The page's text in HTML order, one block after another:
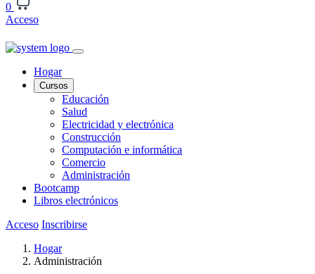
0
Acceso
Hogar
Cursos
Educación
Salud
Electricidad y electrónica
Construcción
Computación e informática
Comercio
Administración
Bootcamp
Libros electrónicos
Acceso Inscribirse
Hogar
Administración